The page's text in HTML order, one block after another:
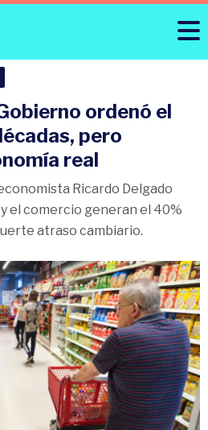
ordenó el
pero
real
economista Ricardo Delgado
el comercio generan el 40%
atraso cambiario.